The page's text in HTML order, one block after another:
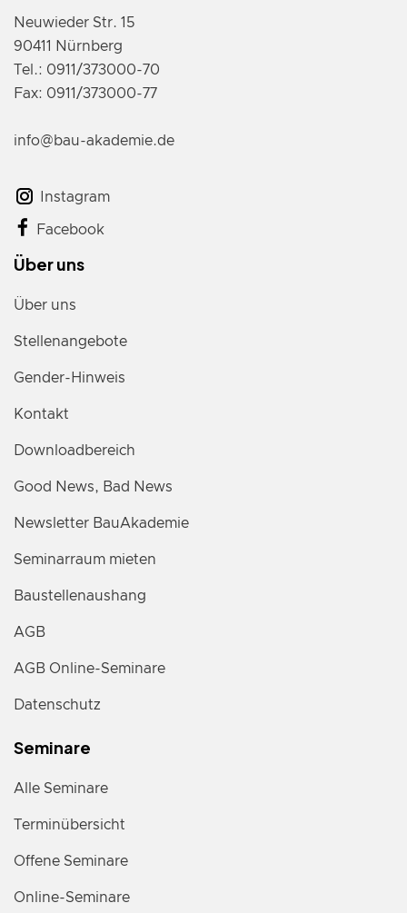
Neuwieder Str. 15
90411 Nürnberg
Tel.: 0911/373000-70
Fax: 0911/373000-77
info@bau-akademie.de
Instagram
Facebook
Über uns
Über uns
Stellenangebote
Gender-Hinweis
Kontakt
Downloadbereich
Good News, Bad News
Newsletter BauAkademie
Seminarraum mieten
Baustellenaushang
AGB
AGB Online-Seminare
Datenschutz
Seminare
Alle Seminare
Terminübersicht
Offene Seminare
Online-Seminare